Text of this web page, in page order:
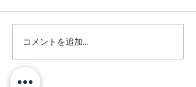
大人気♪ブロウラミネート
×Wax脱毛♡
コメントを追加…